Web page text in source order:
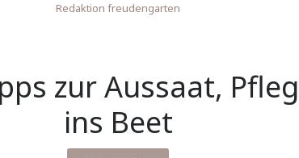
Redaktion freudengarten
zur Aussaat,
ins Beet